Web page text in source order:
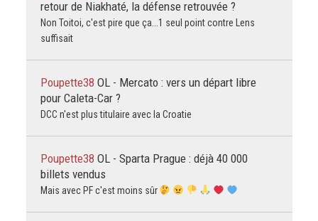
retour de Niakhaté, la défense retrouvée ?
Non Toitoi, c'est pire que ça...1 seul point contre Lens
suffisait
Poupette38 OL - Mercato : vers un départ libre
pour Caleta-Car ?
DCC n'est plus titulaire avec la Croatie
Poupette38 OL - Sparta Prague : déjà 40 000
billets vendus
Mais avec PF c'est moins sûr